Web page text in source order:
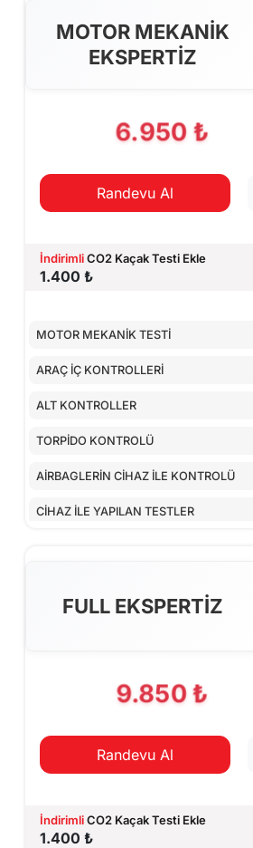
MOTOR MEKANİK
EKSPERTİZ
6.950 ₺
Randevu Al
İndirimliCO2 Kaçak Testi Ekle
1.400 ₺
MOTOR MEKANİK TESTİ
ARAÇ İÇ KONTROLLERİ
ALT KONTROLLER
TORPİDO KONTROLÜ
AİRBAGLERİN CİHAZ İLE KONTROLÜ
CİHAZ İLE YAPILAN TESTLER
FULL EKSPERTİZ
9.850 ₺
Randevu Al
İndirimliCO2 Kaçak Testi Ekle
1.400 ₺